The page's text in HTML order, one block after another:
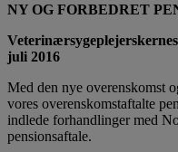
NY OG FORBEDRET
juli 2016
Med den nye overenskomst
vores overenskomstaftalte
indlede forhandlinger med
pensionsaftale.